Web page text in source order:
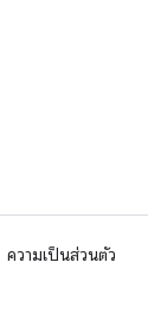
ความเป็นส่วนตัว